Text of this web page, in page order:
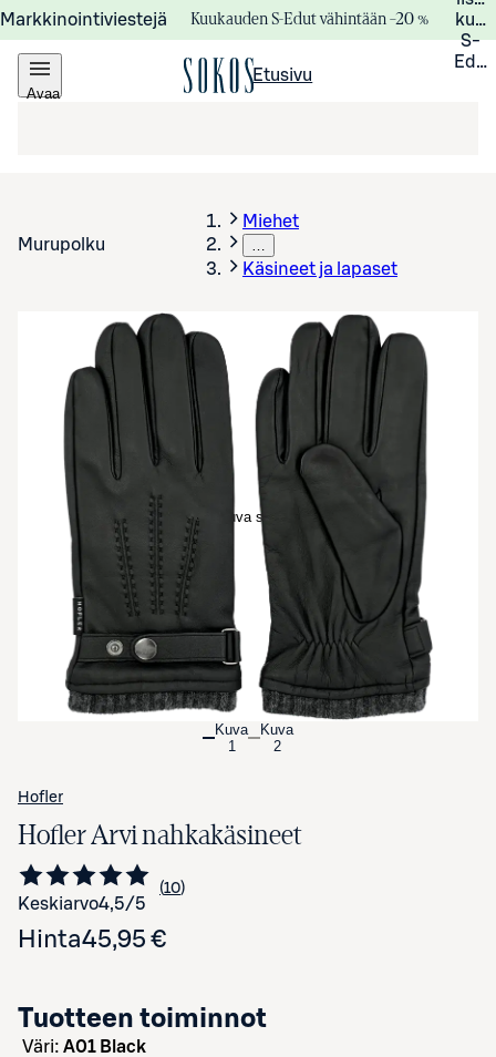
Markkinointiviestejä Kuukauden S-Edut vähintään –20 %
S-
Avaa
Etusivu
Murupolku
Miehet
…
Käsineet ja lapaset
Avaa tuotekuva suurennettuna
Kuva
1
Kuva
2
Hofler
Hofler Arvi nahkakäsineet
Keskiarvo4,5/5 Siirry arvioihin
10
kappaletta
Hinta45,95 €
Tuotteen toiminnot
väri: A01 Black